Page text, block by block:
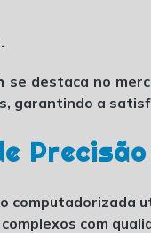
se destaca no
garantindo a
Precisão
computadorizada
com